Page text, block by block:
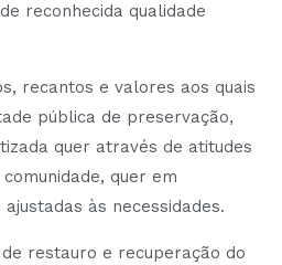
reconhecida qualidade
recantos e valores aos quais
pública de preservação,
quer através de atitudes
quer em
às necessidades.
restauro e recuperação do